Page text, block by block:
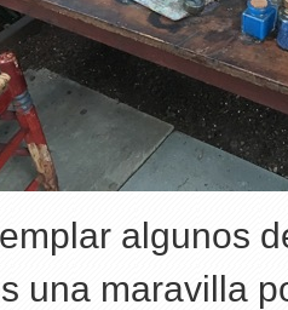
algunos
una maravilla